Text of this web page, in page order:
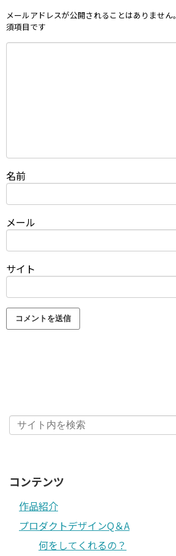
メールアドレスが公開されることはありません。
須項目です
名前
メール
サイト
コンテンツ
作品紹介
プロダクトデザインQ＆A
何をしてくれるの？